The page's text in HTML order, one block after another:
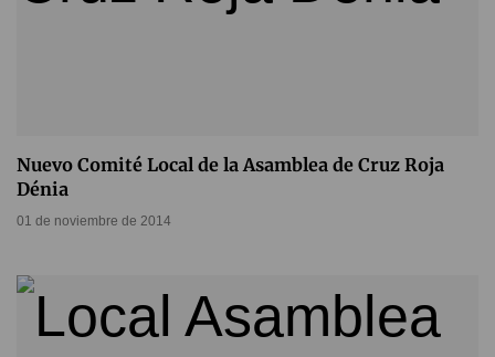
Nuevo Comité Local de la Asamblea de Cruz Roja
Dénia
01 de noviembre de 2014